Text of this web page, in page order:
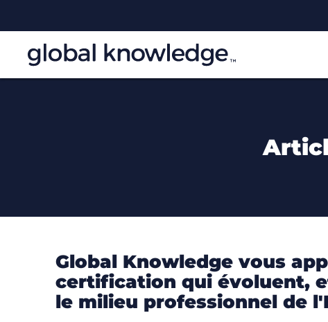
Global Knowledge vous
certification qui évoluent,
le milieu professionnel de